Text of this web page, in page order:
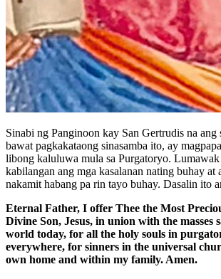
Sinabi ng Panginoon kay San Gertrudis na ang
bawat pagkakataong sinasamba ito, ay
libong kaluluwa mula sa Purgatoryo. Lumawak
kabilangan ang mga kasalanan nating buhay at
nakamit habang pa rin tayo buhay. Dasalin ito
Eternal Father, I offer Thee the Most
Divine Son, Jesus, in union with the masses
world today, for all the holy souls in
everywhere, for sinners in the universal
own home and within my family. Amen.